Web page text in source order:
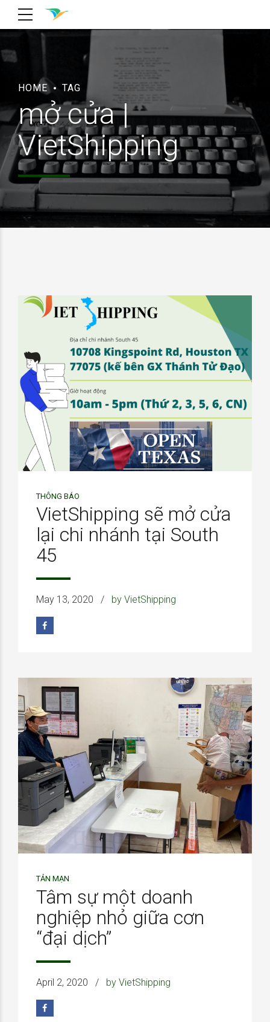
HOME TAG
mở cửa |
VietShipping
THÔNG BÁO
VietShipping sẽ mở cửa
lại chi nhánh tại South
45
May 13, 2020 by VietShipping
TẢN MẠN
Tâm sự một doanh
nghiệp nhỏ giữa cơn
“đại dịch”
April 2, 2020 by VietShipping